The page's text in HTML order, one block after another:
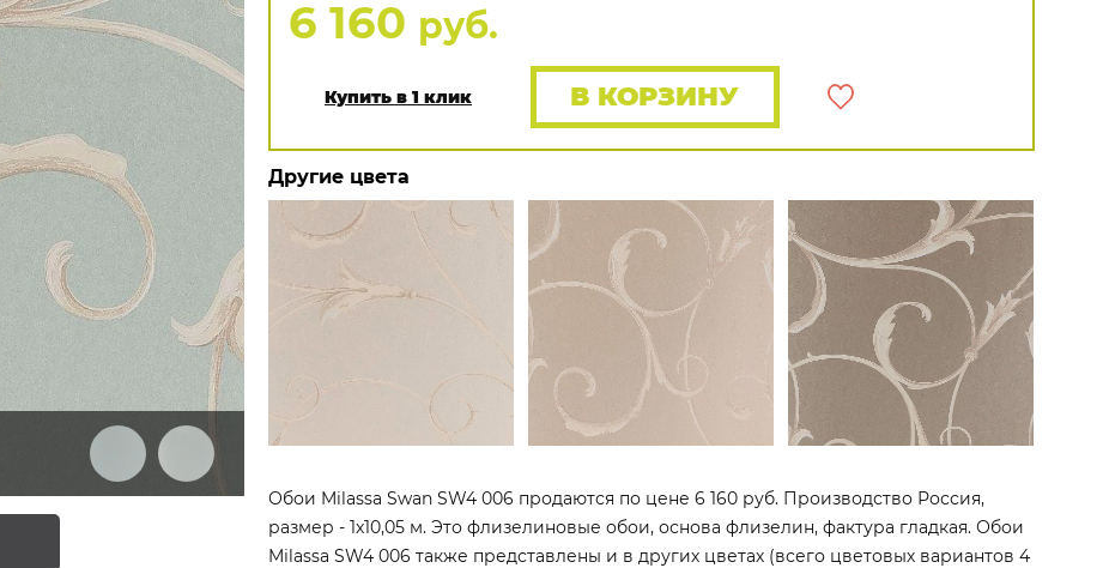
ПОКАЗАТЬ ВСЕ ОБОИ
6 160 руб.
Купить в 1 клик В КОРЗИНУ
Другие цвета
Обои Milassa Swan SW4 006 продаются по цене 6 160 руб. Производство Россия,
размер - 1x10,05 м. Это флизелиновые обои, основа флизелин, фактура гладкая. Обои
Milassa SW4 006 также представлены и в других цветах (всего цветовых вариантов 4